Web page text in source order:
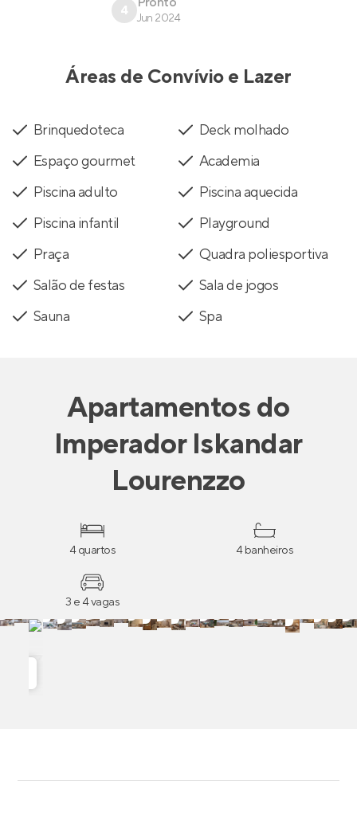
4 Jun 2024
Áreas de Convívio e Lazer
Brinquedoteca
Deck molhado
Espaço gourmet
Academia
Piscina adulto
Piscina aquecida
Piscina infantil
Playground
Praça
Quadra poliesportiva
Salão de festas
Sala de jogos
Sauna
Spa
Apartamentosdo
Imperador Iskandar
Lourenzzo
4 quartos 4 banheiros
3 e 4 vagas